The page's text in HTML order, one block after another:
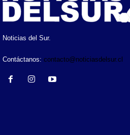
Noticias del Sur.
Contáctanos: contacto@noticiasdelsur.cl